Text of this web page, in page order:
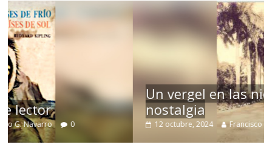
Un vergel en las nieblas de la
nostalgia
12 octubre, 2024 Francisco G. Navarro 0